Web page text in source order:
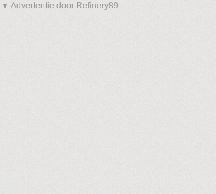
▼ Advertentie door Refinery89